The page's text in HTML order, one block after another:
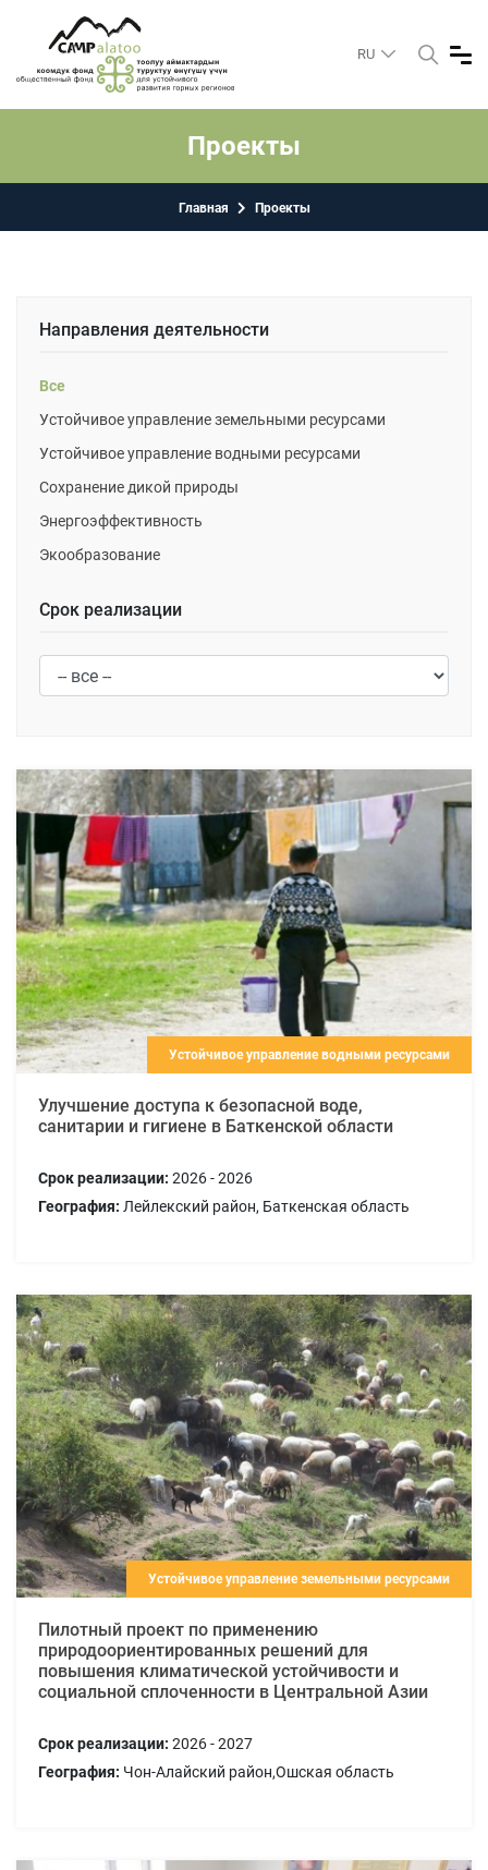
RU
Проекты
Главная Проекты
Направления деятельности
Все
Устойчивое управление земельными ресурсами
Устойчивое управление водными ресурсами
Сохранение дикой природы
Энергоэффективность
Экообразование
Срок реализации
Устойчивое управление водными ресурсами
Улучшение доступа к безопасной воде,
санитарии и гигиене в Баткенской области
Срок реализации: 2026 - 2026
География: Лейлекский район, Баткенская область
Устойчивое управление земельными ресурсами
Пилотный проект по применению
природоориентированных решений для
повышения климатической устойчивости и
социальной сплоченности в Центральной Азии
Срок реализации: 2026 - 2027
География: Чон-Алайский район,Ошская область